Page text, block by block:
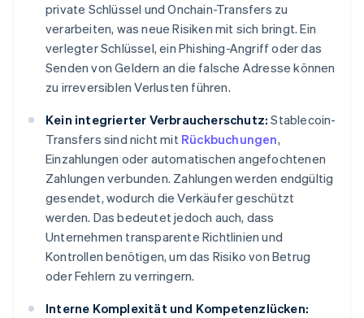
private Schlüssel und Onchain-Transfers zu
verarbeiten, was neue Risiken mit sich bringt. Ein
verlegter Schlüssel, ein Phishing-Angriff oder das
Senden von Geldern an die falsche Adresse können
zu irreversiblen Verlusten führen.
Kein integrierter Verbraucherschutz: Stablecoin-
Transfers sind nicht mit Rückbuchungen,
Einzahlungen oder automatischen angefochtenen
Zahlungen verbunden. Zahlungen werden endgültig
gesendet, wodurch die Verkäufer geschützt
werden. Das bedeutet jedoch auch, dass
Unternehmen transparente Richtlinien und
Kontrollen benötigen, um das Risiko von Betrug
oder Fehlern zu verringern.
Interne Komplexität und Kompetenzlücken: